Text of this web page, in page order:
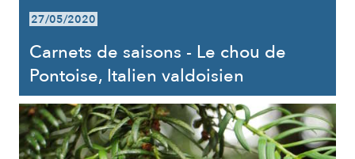
27/05/2020
Carnets de saisons - Le chou de
Pontoise, Italien valdoisien